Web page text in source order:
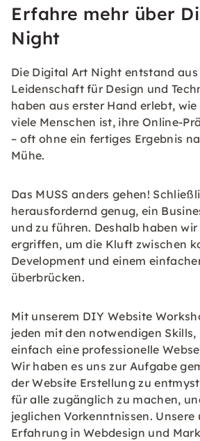
Erfahre mehr über
Night
Die Digital Art Night entstand aus
Leidenschaft für Design und
haben aus erster Hand erlebt,
viele Menschen ist, ihre Online-
– oft ohne ein fertiges Ergebnis
Mühe.
Das MUSS anders gehen!
herausfordernd genug, ein
und zu führen. Deshalb haben
ergriffen, um die Kluft zwischen
Development und einem
überbrücken.
Mit unserem DIY Website
jeden mit den notwendigen
einfach eine professionelle
Wir haben es uns zur Aufgabe
der Website Erstellung zu
für alle zugänglich zu machen,
jeglichen Vorkenntnissen. Unsere
Erfahrung in Webdesign und